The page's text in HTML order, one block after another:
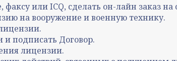
факсу или ICQ, сделать он-лайн заказ
на вооружение и военную технику.
подписать Договор.
лицензии.